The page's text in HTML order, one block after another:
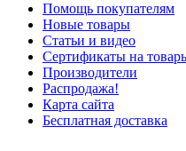
Помощь покупателям
Новые товары
Статьи и видео
Сертификаты на
Производители
Распродажа!
Карта сайта
Бесплатная доставка